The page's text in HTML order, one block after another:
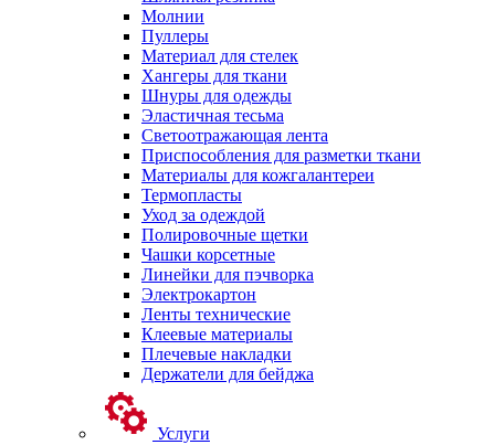
Молнии
Пуллеры
Материал для стелек
Хангеры для ткани
Шнуры для одежды
Эластичная тесьма
Светоотражающая лента
Приспособления для разметки ткани
Материалы для кожгалантереи
Термопласты
Уход за одеждой
Полировочные щетки
Чашки корсетные
Линейки для пэчворка
Электрокартон
Ленты технические
Клеевые материалы
Плечевые накладки
Держатели для бейджа
Услуги